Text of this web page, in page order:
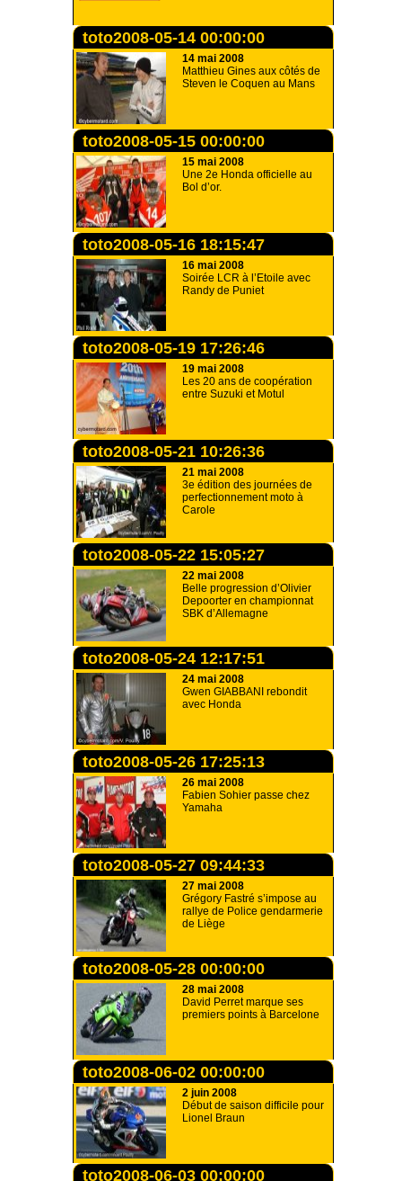
toto2008-05-14 00:00:00
14 mai 2008
Matthieu Gines aux côtés de
Steven le Coquen au Mans
toto2008-05-15 00:00:00
15 mai 2008
Une 2e Honda officielle au
Bol d’or.
toto2008-05-16 18:15:47
16 mai 2008
Soirée LCR à l’Etoile avec
Randy de Puniet
toto2008-05-19 17:26:46
19 mai 2008
Les 20 ans de coopération
entre Suzuki et Motul
toto2008-05-21 10:26:36
21 mai 2008
3e édition des journées de
perfectionnement moto à
Carole
toto2008-05-22 15:05:27
22 mai 2008
Belle progression d’Olivier
Depoorter en championnat
SBK d’Allemagne
toto2008-05-24 12:17:51
24 mai 2008
Gwen GIABBANI rebondit
avec Honda
toto2008-05-26 17:25:13
26 mai 2008
Fabien Sohier passe chez
Yamaha
toto2008-05-27 09:44:33
27 mai 2008
Grégory Fastré s’impose au
rallye de Police gendarmerie
de Liège
toto2008-05-28 00:00:00
28 mai 2008
David Perret marque ses
premiers points à Barcelone
toto2008-06-02 00:00:00
2 juin 2008
Début de saison difficile pour
Lionel Braun
toto2008-06-03 00:00:00